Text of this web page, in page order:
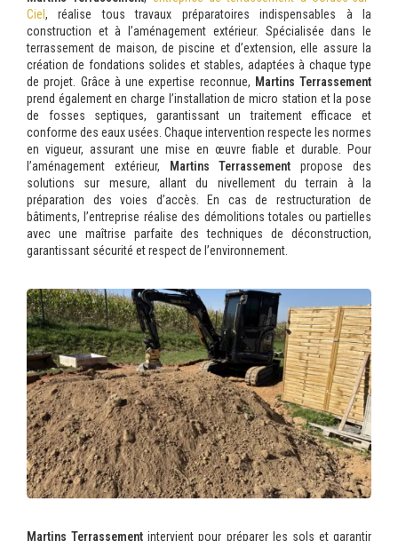
Ciel, réalise tous travaux préparatoires indispensables à la
construction et à l’aménagement extérieur. Spécialisée dans le
terrassement de maison, de piscine et d’extension, elle assure la
création de fondations solides et stables, adaptées à chaque type
de projet. Grâce à une expertise reconnue, Martins Terrassement
prend également en charge l’installation de micro station et la pose
de fosses septiques, garantissant un traitement efficace et
conforme des eaux usées. Chaque intervention respecte les normes
en vigueur, assurant une mise en œuvre fiable et durable. Pour
l’aménagement extérieur, Martins Terrassement propose des
solutions sur mesure, allant du nivellement du terrain à la
préparation des voies d’accès. En cas de restructuration de
bâtiments, l’entreprise réalise des démolitions totales ou partielles
avec une maîtrise parfaite des techniques de déconstruction,
garantissant sécurité et respect de l’environnement.
Martins Terrassement intervient pour préparer les sols et garantir